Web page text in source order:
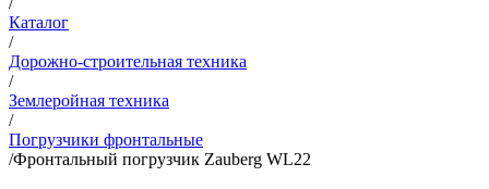
Каталог
/
Дорожно-строительная техника
/
Землеройная техника
/
Погрузчики фронтальные
/Фронтальный погрузчик Zauberg WL22